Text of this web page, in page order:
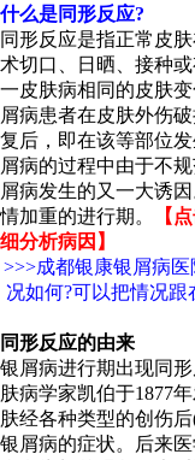
什么是同形反应?
同形反应是指正常皮
术切口、日晒、接种
一皮肤病相同的皮肤
屑病患者在皮肤外伤
复后，即在该等部位
屑病的过程中由于不
屑病发生的又一大诱
情加重的进行期。
【
细分析病因】
>>>成都银康银屑病
况如何?可以把情况
同形反应的由来
银屑病进行期出现同
肤病学家凯伯于1877
肤经各种类型的创伤
银屑病的症状。后来